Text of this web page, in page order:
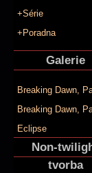
+Série
+Poradna
Galerie
Breaking Dawn,
Breaking Dawn,
Eclipse
Non-
tvorba